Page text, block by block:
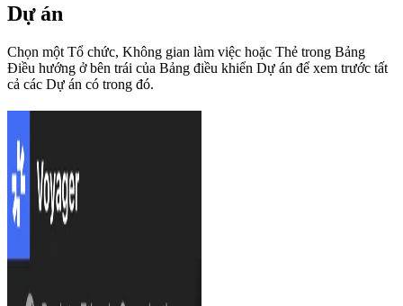
Dự án
Chọn một Tổ chức, Không gian làm việc hoặc Thẻ trong Bảng
Điều hướng ở bên trái của Bảng điều khiển Dự án để xem trước tất
cả các Dự án có trong đó.